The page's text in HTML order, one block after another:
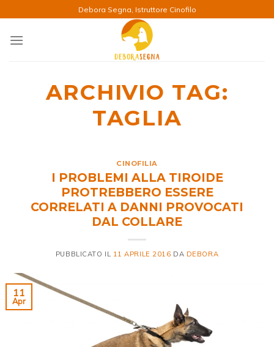
ai
contenuti
Debora Segna, Istruttore Cinofilo
ARCHIVIO TAG:
TAGLIA
CINOFILIA
I PROBLEMI ALLA TIROIDE
PROTREBBERO ESSERE
CORRELATI A DANNI PROVOCATI
DAL COLLARE
PUBBLICATO IL 11 APRILE 2016 DA DEBORA
11
Apr